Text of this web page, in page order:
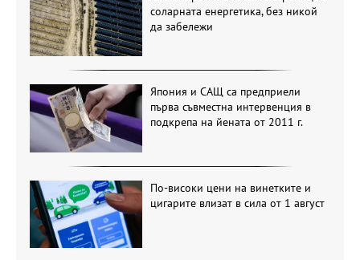
соларната енергетика, без никой
да забележи
Япония и САЩ са предприели
първа съвместна интервенция в
подкрепа на йената от 2011 г.
По-високи цени на винетките и
цигарите влизат в сила от 1 август